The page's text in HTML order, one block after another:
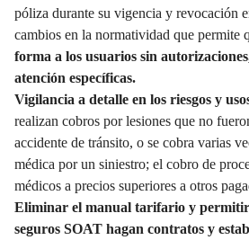
póliza durante su vigencia y revocación
cambios en la normatividad que permite
forma a los usuarios sin
atención específicas.
Vigilancia a detalle en los riesgos y
realizan cobros por lesiones que no
accidente de tránsito, o se cobra varias
médica por un siniestro; el cobro de
médicos a precios superiores a otros
Eliminar el manual tarifario y
seguros SOAT hagan contratos y